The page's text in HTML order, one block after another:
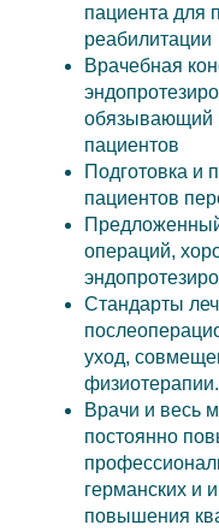
пациента для
реабилитации
Врачебная
обязывающий
пациентов
Подготовка и
пациентов
операций,
Стандарты
уход,
физиотерапии.
Врачи и весь
постоянно
германских и
повышения